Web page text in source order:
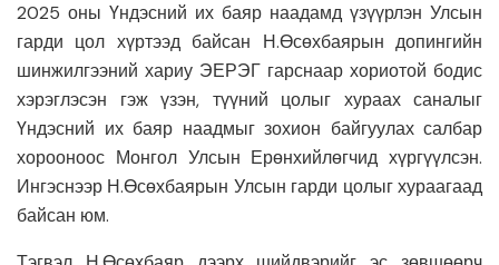
2025 оны Үндэсний их баяр наадамд үзүүрлэн Улсын
гарди цол хүртээд байсан Н.Өсөхбаярын допингийн
шинжилгээний хариу ЭЕРЭГ гарснаар хориотой бодис
хэрэглэсэн гэж үзэн, түүний цолыг хураах саналыг
Үндэсний их баяр наадмыг зохион байгуулах салбар
хорооноос Монгол Улсын Ерөнхийлөгчид хүргүүлсэн.
Ингэснээр Н.Өсөхбаярын Улсын гарди цолыг хураагаад
байсан юм.